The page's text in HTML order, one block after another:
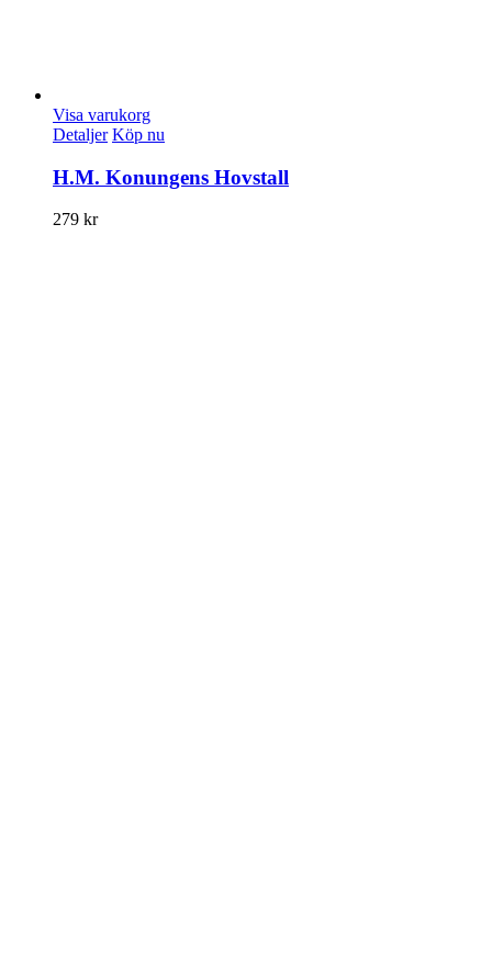
Visa varukorg
Detaljer Köp nu
H.M. Konungens Hovstall
279 kr